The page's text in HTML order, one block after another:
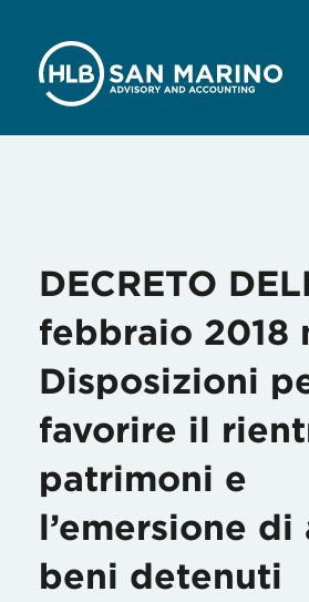
DECRETO
febbraio 2018
Disposizioni
favorire il
patrimoni e
l’emersione di
beni detenuti